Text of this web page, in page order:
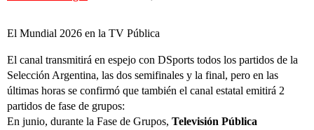
El Mundial 2026 en la TV Pública
El canal transmitirá en espejo con DSports todos los partidos de la
Selección Argentina, las dos semifinales y la final, pero en las
últimas horas se confirmó que también el canal estatal emitirá 2
partidos de fase de grupos:
En junio, durante la Fase de Grupos, Televisión Pública